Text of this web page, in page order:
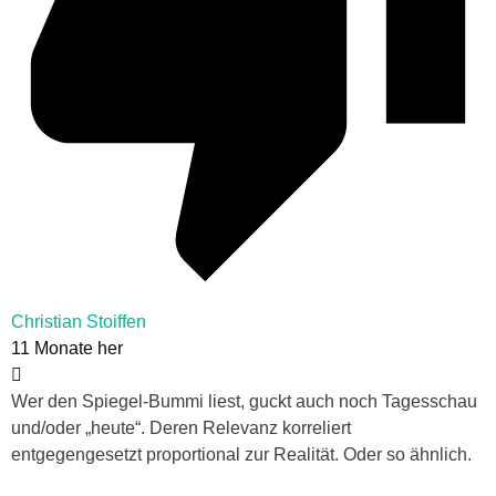
Christian Stoiffen
11 Monate her
Wer den Spiegel-Bummi liest, guckt auch noch Tagesschau
und/oder „heute“. Deren Relevanz korreliert
entgegengesetzt proportional zur Realität. Oder so ähnlich.